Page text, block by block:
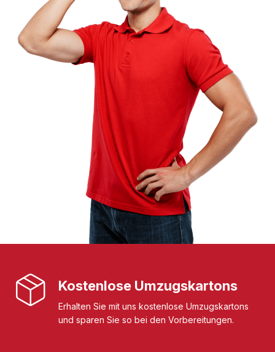
Kostenlose Umzugskartons
Erhalten Sie mit uns kostenlose Umzugskartons
und sparen Sie so bei den Vorbereitungen.